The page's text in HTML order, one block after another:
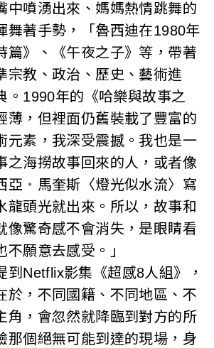
中噴湧出來、媽媽熱情跳舞的
舞著手勢，「魯西迪在1980年
篇》、《午夜之子》等，帶著
宗教、政治、歷史、藝術進
。1990年的《哈樂與故事之
薄，但裡面仍舊裝載了豐富的
元素，我深受震撼。我也是一
之海撈故事回來的人，或者像
亞 ・ 馬奎斯〈燈光似水流〉寫
龍頭光就出來。所以，故事和
像驚奇感不會消失，是眼睛看
願意去感受。」
Netflix影集《超感8人組》，
於，不同國籍、不同地區、不
角，會忽然就降臨到對方的所
那個絕無可能到達的現場，身